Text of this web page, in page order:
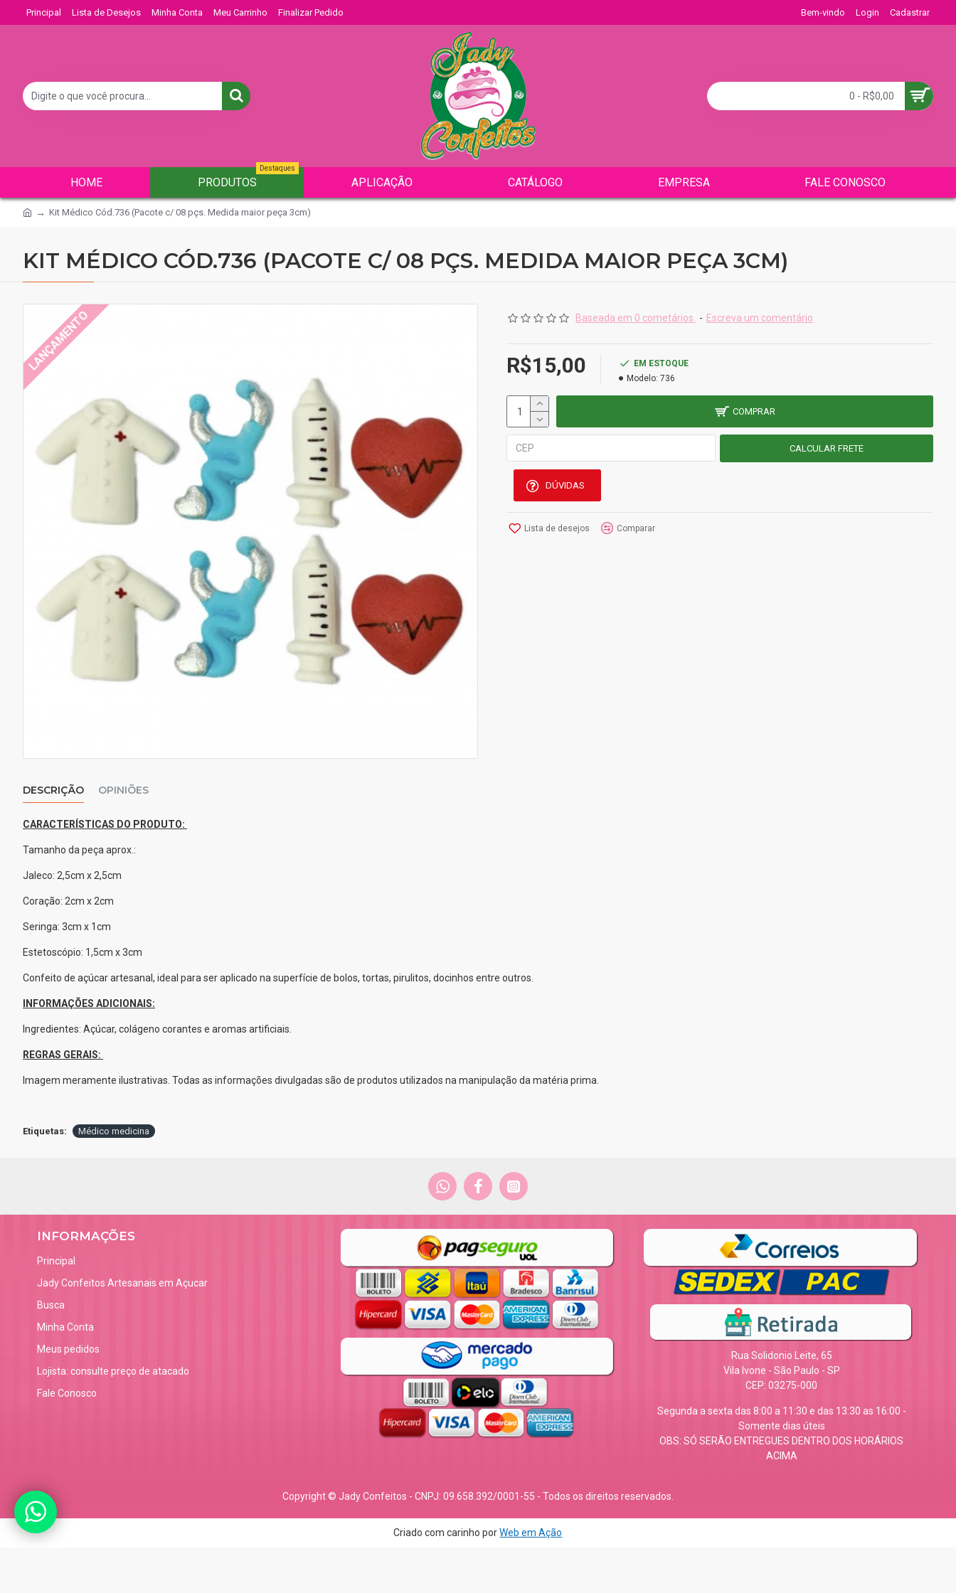
Principal Lista de Desejos Minha Conta Meu Carrinho Finalizar Pedido Bem-vindo Login Cadastrar
0 - R$0,00
HOME PRODUTOS
Destaques
APLICAÇÃO CATÁLOGO EMPRESA FALE CONOSCO
Kit Médico Cód.736 (Pacote c/ 08 pçs. Medida maior peça 3cm)
KIT MÉDICO CÓD.736 (PACOTE C/ 08 PÇS. MEDIDA MAIOR PEÇA 3CM)
LANÇAMENTO Baseada em 0 cometários. - Escreva um comentário
R$15,00
EM ESTOQUE
Modelo: 736
COMPRAR
DÚVIDAS
Lista de desejos Comparar
DESCRIÇÃO OPINIÕES
CARACTERÍSTICAS DO PRODUTO:
Tamanho da peça aprox.:
Jaleco: 2,5cm x 2,5cm
Coração: 2cm x 2cm
Seringa: 3cm x 1cm
Estetoscópio: 1,5cm x 3cm
Confeito de açúcar artesanal, ideal para ser aplicado na superfície de bolos, tortas, pirulitos, docinhos entre outros.
INFORMAÇÕES ADICIONAIS:
Ingredientes: Açúcar, colágeno corantes e aromas artificiais.
REGRAS GERAIS:
Imagem meramente ilustrativas. Todas as informações divulgadas são de produtos utilizados na manipulação da matéria prima.
Etiquetas: Médico medicina
INFORMAÇÕES
Principal
Jady Confeitos Artesanais em Açucar
Busca
Minha Conta
Meus pedidos
Lojista: consulte preço de atacado
Fale Conosco
Rua Solidonio Leite, 65
Vila Ivone - São Paulo - SP
CEP: 03275-000
Segunda a sexta das 8:00 a 11:30 e das 13:30 as 16:00 -
Somente dias úteis
OBS: SÓ SERÃO ENTREGUES DENTRO DOS HORÁRIOS
ACIMA
Copyright © Jady Confeitos - CNPJ: 09.658.392/0001-55 - Todos os direitos reservados.
Criado com carinho porWeb em Ação